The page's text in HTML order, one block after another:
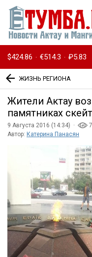
$424.86 · €514.3 · ₽5.83
ЖИЗНЬ РЕГИОНА
Жители Актау
памятниках
9 Августа 2016 (14:34) ·
Автор: Катерина Панасян